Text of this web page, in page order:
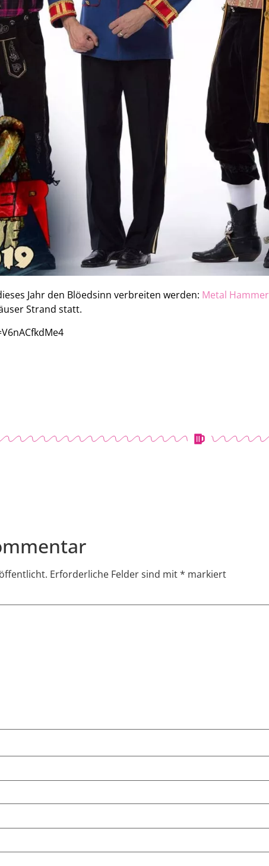
Jahr den Blöedsinn verbreiten werden: Metal
Strand statt.
Erforderliche Felder sind mit* markiert